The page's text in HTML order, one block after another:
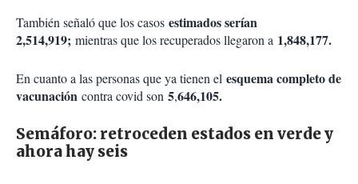
También señaló que los casos estimados serían
2,514,919; mientras que los recuperados llegaron a 1,848,177.
En cuanto a las personas que ya tienen el esquema completo de
vacunación contra covid son 5,646,105.
Semáforo: retroceden estados en verde y
ahora hay seis